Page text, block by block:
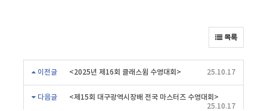
목록
이전글 <2025년 제16회 클래스윔 수영대회> 25.10.17
다음글
<제15회 대구광역시장배 전국 마스터즈 수영대회>
25.10.17